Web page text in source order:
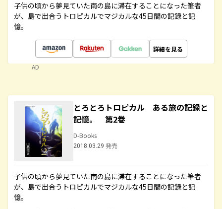
子供の頃から夢見ていた南の島に滞在することになった筆者
が、島で出合うトロピカルでマジカルな45日間の記録と記
憶。
詳細を見る
AD
とろとろトロピカル ある旅の記録と
記憶。 第2巻
D-Books
2018.03.29 発売
子供の頃から夢見ていた南の島に滞在することになった筆者
が、島で出合うトロピカルでマジカルな45日間の記録と記
憶。